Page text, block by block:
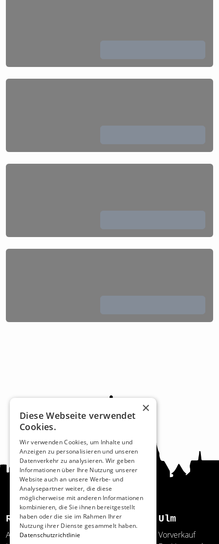
Recht und Ordnung
AGB
Ulm
Vorverkauf
×
Diese Webseite verwendet
Cookies.
Wir verwenden Cookies, um Inhalte und
Anzeigen zu personalisieren und unseren
Datenverkehr zu analysieren. Wir geben
Informationen über Ihre Nutzung unserer
Website auch an unsere Werbe- und
Analysepartner weiter, die diese
möglicherweise mit anderen Informationen
kombinieren, die Sie ihnen bereitgestellt
haben oder die sie im Rahmen Ihrer
Nutzung ihrer Dienste gesammelt haben.
Datenschutzrichtlinie